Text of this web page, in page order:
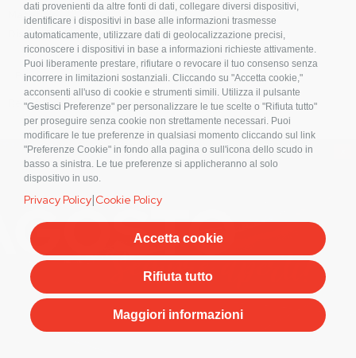
dati provenienti da altre fonti di dati, collegare diversi dispositivi,
identificare i dispositivi in base alle informazioni trasmesse
automaticamente, utilizzare dati di geolocalizzazione precisi,
riconoscere i dispositivi in base a informazioni richieste attivamente.
Puoi liberamente prestare, rifiutare o revocare il tuo consenso senza
incorrere in limitazioni sostanziali. Cliccando su "Accetta cookie,"
acconsenti all'uso di cookie e strumenti simili. Utilizza il pulsante
"Gestisci Preferenze" per personalizzare le tue scelte o "Rifiuta tutto"
per proseguire senza cookie non strettamente necessari. Puoi
modificare le tue preferenze in qualsiasi momento cliccando sul link
"Preferenze Cookie" in fondo alla pagina o sull'icona dello scudo in
basso a sinistra. Le tue preferenze si applicheranno al solo
dispositivo in uso.
Privacy Policy|Cookie Policy
Accetta cookie
Rifiuta tutto
Maggiori informazioni
Materiale:
A2
Disponibilità:!
Prezzo
Prezzo
Master Carton
Registrati o accedi per visionare disponibilità e prezzi.
Codice Articolo
B299
BLISTER 6954-MM5,5X32-A2-8PZ.
pz|Master Carton:0pz|Pallet:0pz
Materiale: